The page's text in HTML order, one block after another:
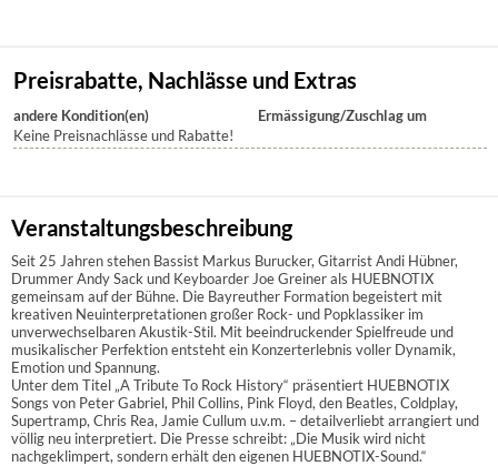
Preisrabatte, Nachlässe und Extras
andere Kondition(en)
Ermässigung/Zuschlag um
Keine Preisnachlässe und Rabatte!
Veranstaltungsbeschreibung
Seit 25 Jahren stehen Bassist Markus Burucker, Gitarrist Andi Hübner,
Drummer Andy Sack und Keyboarder Joe Greiner als HUEBNOTIX
gemeinsam auf der Bühne. Die Bayreuther Formation begeistert mit
kreativen Neuinterpretationen großer Rock- und Popklassiker im
unverwechselbaren Akustik-Stil. Mit beeindruckender Spielfreude und
musikalischer Perfektion entsteht ein Konzerterlebnis voller Dynamik,
Emotion und Spannung.
Unter dem Titel „A Tribute To Rock History“ präsentiert HUEBNOTIX
Songs von Peter Gabriel, Phil Collins, Pink Floyd, den Beatles, Coldplay,
Supertramp, Chris Rea, Jamie Cullum u.v.m. – detailverliebt arrangiert und
völlig neu interpretiert. Die Presse schreibt: „Die Musik wird nicht
nachgeklimpert, sondern erhält den eigenen HUEBNOTIX-Sound.“